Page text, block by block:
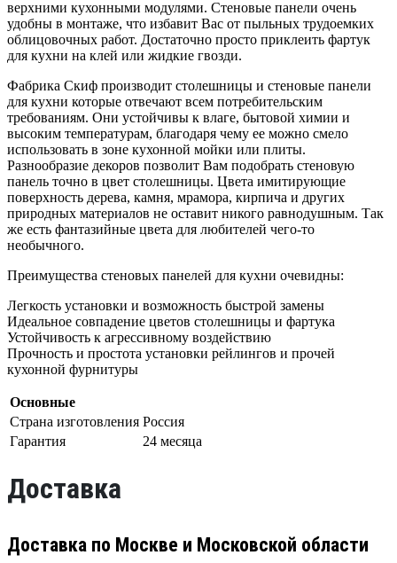
верхними кухонными модулями. Стеновые панели очень
удобны в монтаже, что избавит Вас от пыльных трудоемких
облицовочных работ. Достаточно просто приклеить фартук
для кухни на клей или жидкие гвозди.
Фабрика Скиф производит столешницы и стеновые панели
для кухни которые отвечают всем потребительским
требованиям. Они устойчивы к влаге, бытовой химии и
высоким температурам, благодаря чему ее можно смело
использовать в зоне кухонной мойки или плиты.
Разнообразие декоров позволит Вам подобрать стеновую
панель точно в цвет столешницы. Цвета имитирующие
поверхность дерева, камня, мрамора, кирпича и других
природных материалов не оставит никого равнодушным. Так
же есть фантазийные цвета для любителей чего-то
необычного.
Преимущества стеновых панелей для кухни очевидны:
Легкость установки и возможность быстрой замены
Идеальное совпадение цветов столешницы и фартука
Устойчивость к агрессивному воздействию
Прочность и простота установки рейлингов и прочей
кухонной фурнитуры
Основные
Страна изготовления Россия
Гарантия
24 месяца
Доставка
Доставка по Москве и Московской области